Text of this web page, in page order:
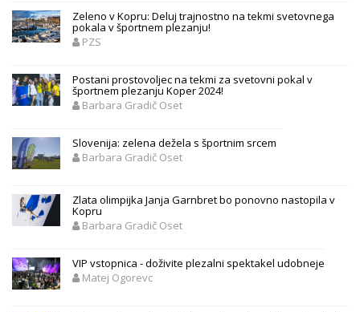
Zeleno v Kopru: Deluj trajnostno na tekmi svetovnega
pokala v športnem plezanju!
PZS
Postani prostovoljec na tekmi za svetovni pokal v
športnem plezanju Koper 2024!
Barbara Gradič Oset
Slovenija: zelena dežela s športnim srcem
Barbara Gradič Oset
Zlata olimpijka Janja Garnbret bo ponovno nastopila v
Kopru
Barbara Gradič Oset
VIP vstopnica - doživite plezalni spektakel udobneje
Matej Ogorevc